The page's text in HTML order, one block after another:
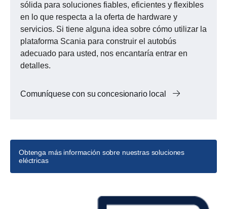
sólida para soluciones fiables, eficientes y flexibles
en lo que respecta a la oferta de hardware y
servicios. Si tiene alguna idea sobre cómo utilizar la
plataforma Scania para construir el autobús
adecuado para usted, nos encantaría entrar en
detalles.
Comuníquese con su concesionario local
Obtenga más información sobre nuestras soluciones
eléctricas